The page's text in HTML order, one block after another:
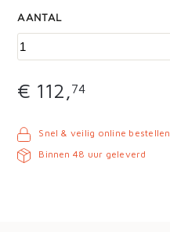
AANTAL
€ 112,74
Snel & veilig online bestellen
Binnen 48 uur geleverd